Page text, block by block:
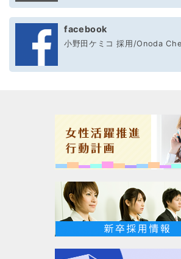
facebook
小野田ケミコ 採用/Onoda